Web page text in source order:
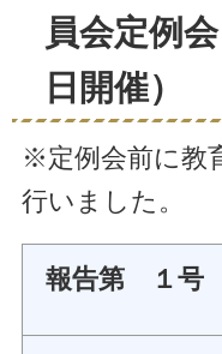
員会定例
日開催）
※定例会前に教
行いました。
報告第 １号